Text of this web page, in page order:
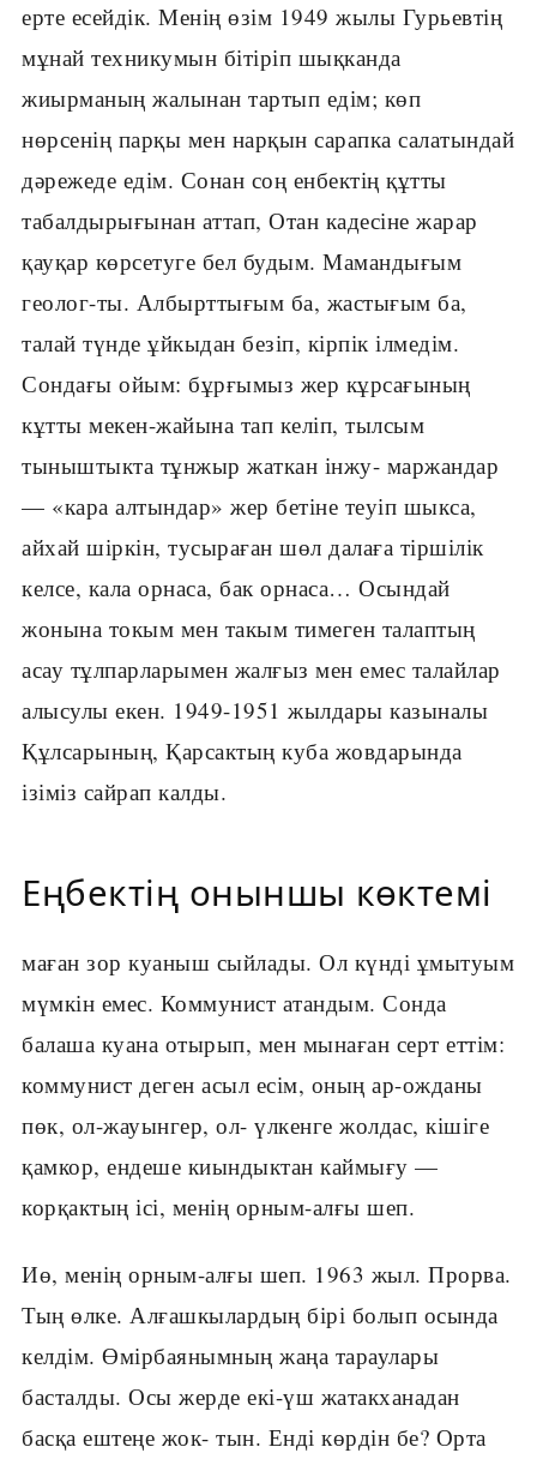
ерте есейдік. Менің өзім 1949 жылы Гурьевтің
мұнай техникумын бітіріп шықканда
жиырманың жалынан тартып едім; көп
нөрсенің парқы мен нарқын сарапка салатындай
дәрежеде едім. Сонан соң енбектің құтты
табалдырығынан аттап, Отан кадесіне жарар
қауқар көрсетуге бел будым. Мамандығым
геолог-ты. Албырттығым ба, жастығым ба,
талай түнде ұйкыдан безіп, кірпік ілмедім.
Сондағы ойым: бұрғымыз жер кұрсағының
кұтты мекен-жайына тап келіп, тылсым
тыныштыкта тұнжыр жаткан інжу- маржандар
— «кара алтындар» жер бетіне теуіп шыкса,
айхай шіркін, тусыраған шөл далаға тіршілік
келсе, кала орнаса, бак орнаса… Осындай
жонына токым мен такым тимеген талаптың
асау тұлпарларымен жалғыз мен емес талайлар
алысулы екен. 1949-1951 жылдары казыналы
Құлсарының, Қарсактың куба жовдарында
ізіміз сайрап калды.
Еңбектің оныншы көктемі
маған зор куаныш сыйлады. Ол күнді ұмытуым
мүмкін емес. Коммунист атандым. Сонда
балаша куана отырып, мен мынаған серт еттім:
коммунист деген асыл есім, оның ар-ожданы
пөк, ол-жауынгер, ол- үлкенге жолдас, кішіге
қамкор, ендеше киындыктан каймығу —
корқактың ісі, менің орным-алғы шеп.
Иө, менің орным-алғы шеп. 1963 жыл. Прорва.
Тың өлке. Алғашкылардың бірі болып осында
келдім. Өмірбаянымның жаңа тараулары
басталды. Осы жерде екі-үш жатакханадан
басқа ештеңе жок- тын. Енді көрдін бе? Орта